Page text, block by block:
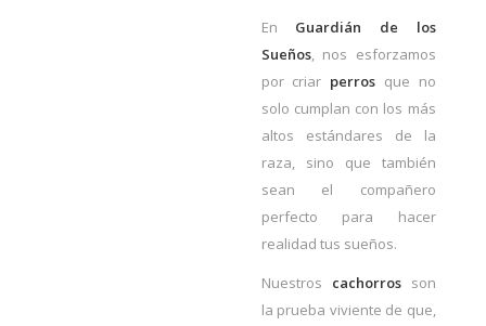
En Guardián de los
Sueños, nos esforzamos
por criar perros que no
solo cumplan con los más
altos estándares de la
raza, sino que también
sean el compañero
perfecto para hacer
realidad tus sueños.
Nuestros cachorrosson
la prueba viviente de que,